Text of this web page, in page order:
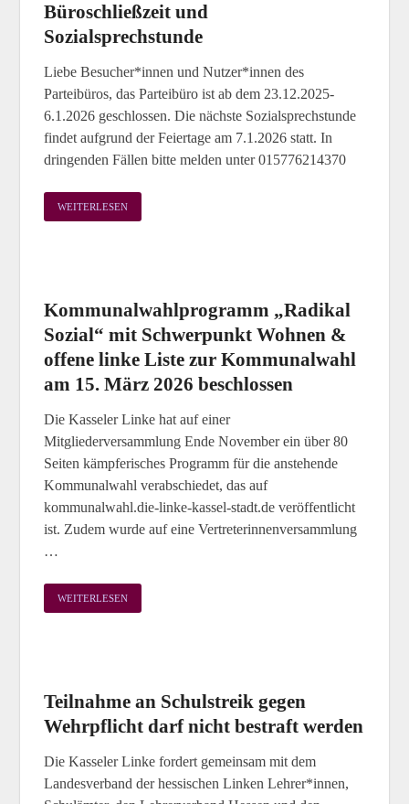
Büroschließzeit und
Sozialsprechstunde
Liebe Besucher*innen und Nutzer*innen des
Parteibüros, das Parteibüro ist ab dem 23.12.2025-
6.1.2026 geschlossen. Die nächste Sozialsprechstunde
findet aufgrund der Feiertage am 7.1.2026 statt. In
dringenden Fällen bitte melden unter 015776214370
WEITERLESEN
Kommunalwahlprogramm „Radikal
Sozial“ mit Schwerpunkt Wohnen &
offene linke Liste zur Kommunalwahl
am 15. März 2026 beschlossen
Die Kasseler Linke hat auf einer
Mitgliederversammlung Ende November ein über 80
Seiten kämpferisches Programm für die anstehende
Kommunalwahl verabschiedet, das auf
kommunalwahl.die-linke-kassel-stadt.de veröffentlicht
ist. Zudem wurde auf eine Vertreterinnenversammlung
…
WEITERLESEN
Teilnahme an Schulstreik gegen
Wehrpflicht darf nicht bestraft werden
Die Kasseler Linke fordert gemeinsam mit dem
Landesverband der hessischen Linken Lehrer*innen,